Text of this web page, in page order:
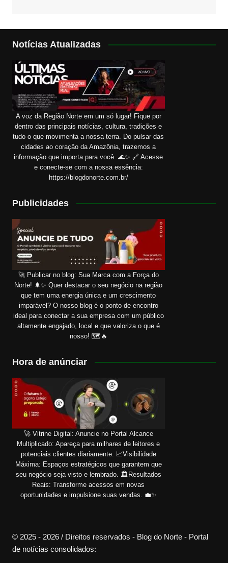
Notícias Atualizadas
A voz da Região Norte em um só lugar! Fique por
dentro das principais notícias, cultura, tradições e
tudo o que movimenta a nossa terra. Do pulsar das
cidades ao coração da Amazônia, trazemos a
informação que importa para você. 🌊✨ 🔗 Acesse
e conecte-se com a nossa essência:
https://blogdonorte.com.br/
Publicidades
🚀 Publicar no blog: Sua Marca com a Força do
Norte! 🌲✨ Quer destacar o seu negócio na região
que tem uma energia única e um crescimento
imparável? O nosso blog é o ponto de encontro
ideal para conectar a sua empresa com um público
altamente engajado, local e que valoriza o que é
nosso! 🗺️🔥
Hora de anúnciar
🚀 Vitrine Digital: Anuncie no Portal Alcance
Multiplicado: Apareça para milhares de leitores e
potenciais clientes diariamente. 📈Visibilidade
Máxima: Espaços estratégicos que garantem que
seu negócio seja visto e lembrado. 🏛️Resultados
Reais: Transforme acessos em novas
oportunidades e impulsione suas vendas. 💼✨
© 2025 - 2026 / Direitos reservados - Blog do Norte - Portal
de notícias consolidados: